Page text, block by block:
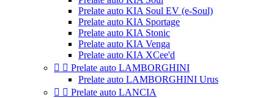
Prelate auto KIA Soul EV (e-Soul)
Prelate auto KIA Sportage
Prelate auto KIA Stonic
Prelate auto KIA Venga
Prelate auto KIA XCee'd
  Prelate auto LAMBORGHINI
Prelate auto LAMBORGHINI Urus
  Prelate auto LANCIA